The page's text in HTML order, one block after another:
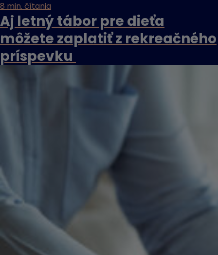
8 min. čítania
Aj letný tábor pre dieťa
môžete zaplatiť z rekreačného
príspevku